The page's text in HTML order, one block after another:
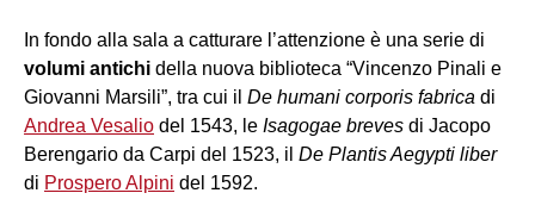
In fondo alla sala a catturare l’attenzione è una serie di
volumi antichi della nuova biblioteca “Vincenzo Pinali e
Giovanni Marsili”, tra cui il De humani corporis fabrica di
Andrea Vesalio del 1543, le Isagogae breves di Jacopo
Berengario da Carpi del 1523, il De Plantis Aegypti liber
di Prospero Alpini del 1592.